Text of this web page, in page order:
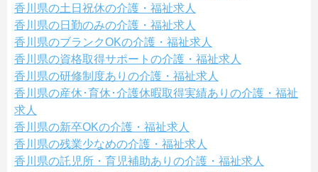
香川県の土日祝休の介護・福祉求人
香川県の日勤のみの介護・福祉求人
香川県のブランクOKの介護・福祉求人
香川県の資格取得サポートの介護・福祉求人
香川県の研修制度ありの介護・福祉求人
香川県の産休･育休･介護休暇取得実績ありの介護・福祉
求人
香川県の新卒OKの介護・福祉求人
香川県の残業少なめの介護・福祉求人
香川県の託児所・育児補助ありの介護・福祉求人